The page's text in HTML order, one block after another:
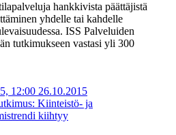
hankkivista päättäjistä
yhdelle tai kahdelle
ISS Palveluiden
tutkimukseen vastasi yli 300
12:00 26.10.2015
Kiinteistö- ja
kiihtyy